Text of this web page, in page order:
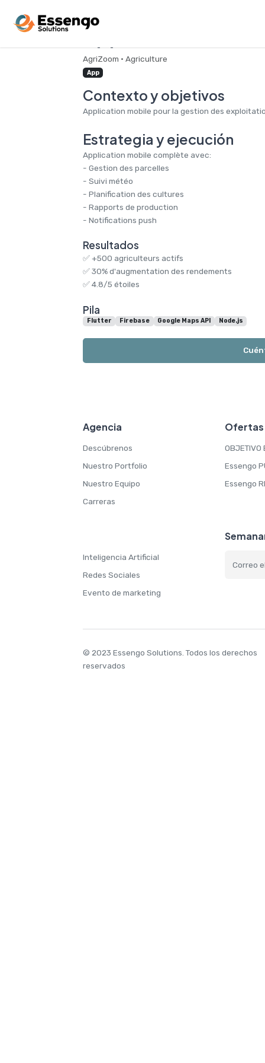
Application Mobile
AgriZoom • Agriculture
App
Contexto y objetivos
Application mobile pour la gestion des
Estrategia y ejecución
Application mobile complète avec:
- Gestion des parcelles
- Suivi météo
- Planification des cultures
- Rapports de production
- Notifications push
Resultados
✅ +500 agriculteurs actifs
✅ 30% d'augmentation des rendements
✅ 4.8/5 étoiles
Pila
Flutter Firebase Google Maps API Node.js
Agencia
Descúbrenos
Nuestro Portfolio
Nuestro Equipo
Carreras
Ofertas
Essengo
Essengo
Inteligencia Artificial
Redes Sociales
Evento de marketing
© 2023 Essengo Solutions.Todos los derechos
reservados